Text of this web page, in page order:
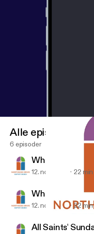
Northside Drive
Alle episoder
6 episoder
What Hope
12. nov. 2017 22 min
What Hope
12. nov. 2017 22 min
All Saints'